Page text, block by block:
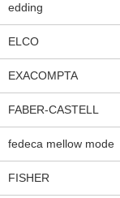
edding
ELCO
EXACOMPTA
FABER-CASTELL
fedeca mellow mode
FISHER